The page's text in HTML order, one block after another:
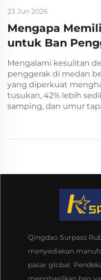
23 Jun 2026
Mengapa
untuk Ban
yang Berat?
Mengalami kesulitan
penggerak di medan
yang diperkuat
tusukan, 42% lebih
samping, dan umur
Qingdao Surpass
menyediakan
pasar global.